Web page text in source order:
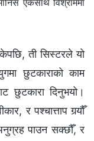
ती सिस्टरले यो
छुटकाराको काम
छुटकारा दिनुभयो।
र पश्‍चात्ताप गर्‍यौँ
पाउन सक्छौँ, र